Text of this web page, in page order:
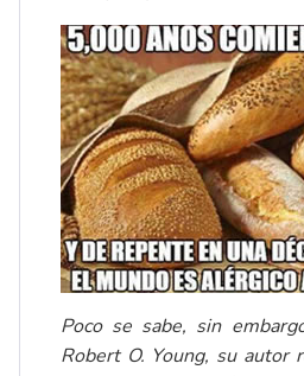
Poco se sabe, sin
Robert O. Young, su autor